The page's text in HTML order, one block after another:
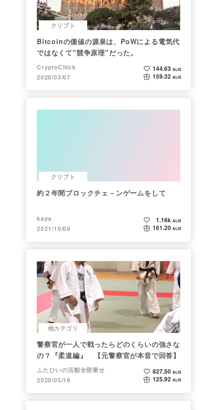
クリプト
Bitcoinの価値の源泉は、PoWによる電気代
ではなくて"競争原理"だった。
CryptoChick
2020/03/07
144.63 ALIS
159.32 ALIS
クリプト
約２年間ブロックチェ－ンゲームをして
kaya
2021/10/06
1.16k ALIS
161.20 ALIS
他カテゴリ
警察官が一人で戦ったらどのくらいの強さな
の？『柔道編』 【元警察官が本音で回答】
ふたひいの活動全部乗せ
2020/05/16
827.50 ALIS
125.92 ALIS